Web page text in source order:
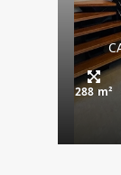
288 m²